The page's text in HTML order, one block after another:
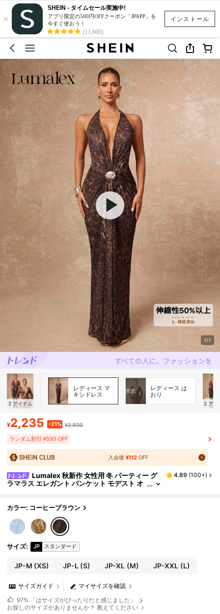
インストール
×
SHEIN - タイムセール実施中!
アプリ限定の500円OFFクーポン「JPAPP」を
今すぐ使おう！
(11,600)
1/7
2 アイテム
レディース マ
キシドレス
完売
レディース は
おり
2 アイ
¥2,235 -21% ¥2,830
ランダム割引 ¥595 OFF
入会後 ¥112OFF
Lumalex 秋新作 女性用 冬 パーティー グ
ラマラス エレガント バンケット モデスト オ
ールドマネー グリッター ホリデーパーティー
ウトドア ホット リッチレイヤード ウェディング
シーズン バンケット成人式 Vネック ノースリーブ
ウエストシェイプ ラッシュド レオパード柄ドレス
ラグジュアリー プロム イード アル アドハ イード
アル アドハ パーティー 新年
4.89 (100+)
カラー: コーヒーブラウン
サイズ: JP スタンダード
JP-M (XS) JP-L (S) JP-XL (M) JP-XXL (L)
マイサイズを確認
サイズガイド
97% 「はサイズがぴったりだと感じました」
お探しのサイズがありませんか？ 教えてください